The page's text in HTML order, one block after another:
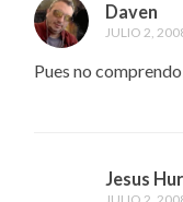
Daven
JULIO 2,
Pues no
Jesus